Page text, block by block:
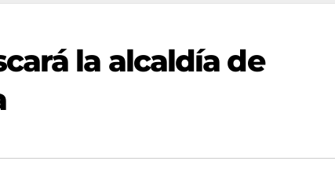
la alcaldía de